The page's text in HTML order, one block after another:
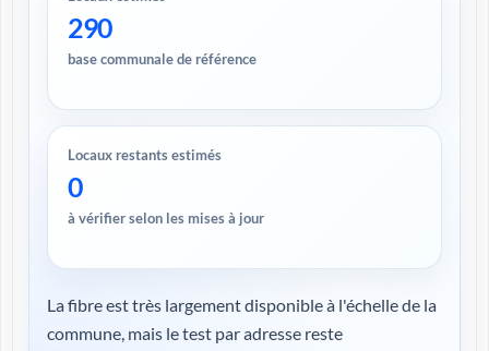
290
base communale de référence
Locaux restants estimés
0
à vérifier selon les mises à jour
La fibre est très largement disponible à l'échelle de la
commune, mais le test par adresse reste